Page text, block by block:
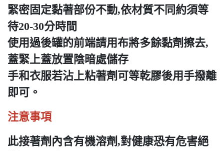
緊密固定黏著部份不動,依材質不同約須等
待20-30分時間
使用過後罐的前端請用布將多餘黏劑擦去,
蓋緊上蓋放置陰暗處儲存
手和衣服若沾上粘著劑可等乾膠後用手撥離
即可。
注意事項
此接著劑內含有機溶劑,對健康恐有危害絕